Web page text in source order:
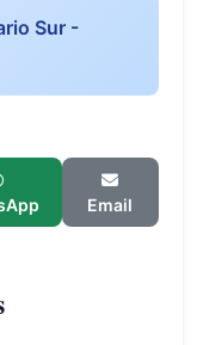
Sur -
Email